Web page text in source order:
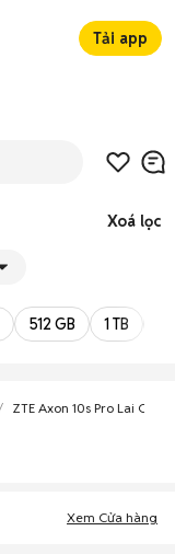
Tải app
Xoá lọc
512 GB 1 TB
ZTE Axon 10s Pro Lai Châu
Xem Cửa hàng